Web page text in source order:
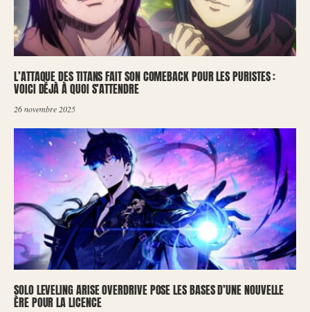
L’ATTAQUE DES TITANS FAIT SON COMEBACK POUR LES PURISTES :
VOICI DÉJÀ À QUOI S’ATTENDRE
26 novembre 2025
SOLO LEVELING ARISE OVERDRIVE POSE LES BASES D’UNE NOUVELLE
ÈRE POUR LA LICENCE